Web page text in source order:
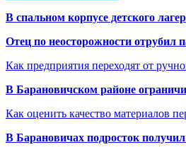
В спальном корпусе детского
Отец по неосторожности отрубил
Как предприятия переходят от
В Барановичском районе
Как оценить качество материалов
В Барановичах подросток